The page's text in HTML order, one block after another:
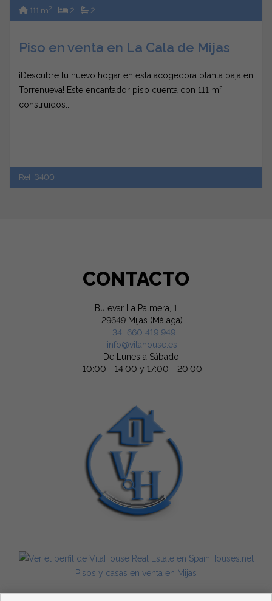
111 m2 2 2
Piso en venta en La Cala de Mijas
¡Descubre tu nuevo hogar en esta acogedora planta baja en
Torrenueva! Este encantador piso cuenta con 111 m²
construidos...
Ref. 3400
CONTACTO
Bulevar La Palmera, 1
29649 Mijas (Málaga)
+34 660 419 949
info@vilahouse.es
De Lunes a Sábado:
10:00 - 14:00 y 17:00 - 20:00
Pisos y casas en venta en Mijas